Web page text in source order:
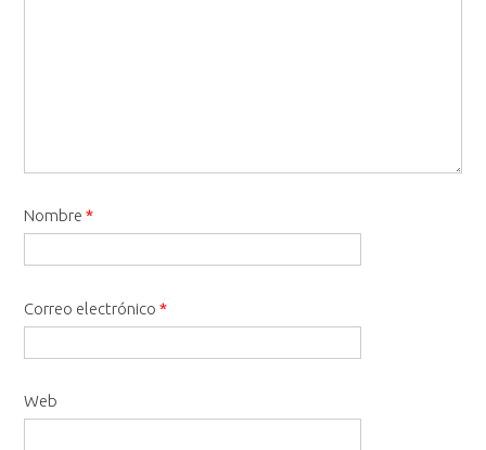
Nombre *
Correo electrónico *
Web